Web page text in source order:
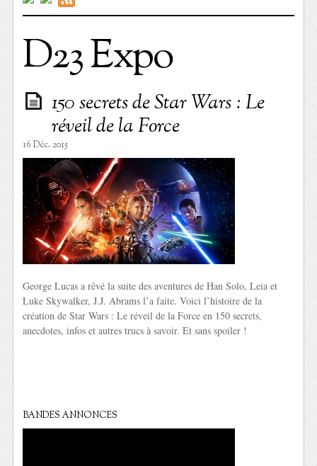
D23 Expo
150 secrets de Star Wars : Le
réveil de la Force
16 Déc. 2015
George Lucas a rêvé la suite des aventures de Han Solo, Leia et
Luke Skywalker, J.J. Abrams l’a faite. Voici l’histoire de la
création de Star Wars : Le réveil de la Force en 150 secrets,
anecdotes, infos et autres trucs à savoir. Et sans spoiler !
BANDES ANNONCES